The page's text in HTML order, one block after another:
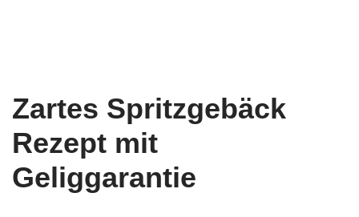
Zartes Spritzgebäck
Rezept mit
Geliggarantie